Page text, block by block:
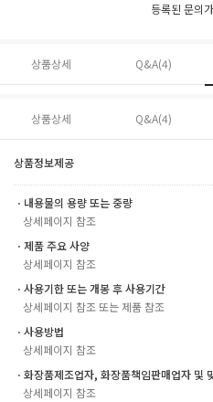
등록된 문의
상품상세 Q&A(4)
상품상세 Q&A(4)
상품정보제공
ㆍ내용물의 용량 또는 중량
상세페이지 참조
ㆍ제품 주요 사양
상세페이지 참조
ㆍ사용기한 또는 개봉 후 사용기간
상세페이지 참조 또는 제품 참조
ㆍ사용방법
상세페이지 참조
ㆍ화장품제조업자, 화장품책임판매업자 및
상세페이지 참조